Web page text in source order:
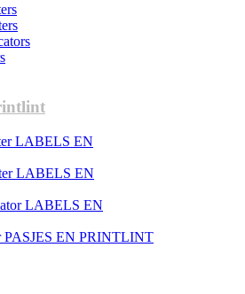
LABELS EN
LABELS EN
LABELS EN
PASJES EN PRINTLINT